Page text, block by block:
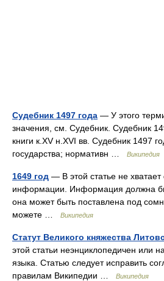
Судебник 1497 года — У этого
значения, см. Судебник. Судебник
книги к.XV н.XVI вв. Судебник 1497
государства; нормативн …
Википедия
1649 год — В этой статье не хватает
информации. Информация должна
она может быть поставлена под
можете …
Википедия
Статут Великого княжества
этой статьи неэнциклопедичен или
языка. Статью следует исправить
правилам Википедии …
Википедия